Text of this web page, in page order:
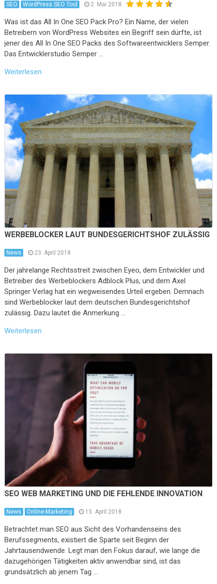
SEO WordPress SEO Tool 2. Mai 2018
Was ist das All In One SEO Pack Pro? Ein Name, der vielen
Betreibern von WordPress Websites ein Begriff sein dürfte, ist
jener des All In One SEO Packs des Softwareentwicklers Semper.
Das Entwicklerstudio Semper …
Weiterlesen
WERBEBLOCKER LAUT BUNDESGERICHTSHOF ZULÄSSIG
News 23. April 2018
Der jahrelange Rechtsstreit zwischen Eyeo, dem Entwickler und
Betreiber des Werbeblockers Adblock Plus, und dem Axel
Springer Verlag hat ein wegweisendes Urteil ergeben. Demnach
sind Werbeblocker laut dem deutschen Bundesgerichtshof
zulässig. Dazu lautet die Anmerkung …
Weiterlesen
SEO WEB MARKETING UND DIE FEHLENDE INNOVATION
News Online-Marketing 15. April 2018
Betrachtet man SEO aus Sicht des Vorhandenseins des
Berufssegments, existiert die Sparte seit Beginn der
Jahrtausendwende. Legt man den Fokus darauf, wie lange die
dazugehörigen Tätigkeiten aktiv anwendbar sind, ist das
grundsätzlich ab jenem Tag …